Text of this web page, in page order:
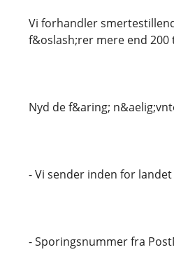
Vi forhandler
f&oslash;rer mere end
Nyd de f&aring;
- Vi sender inden for landet
- Sporingsnummer fra